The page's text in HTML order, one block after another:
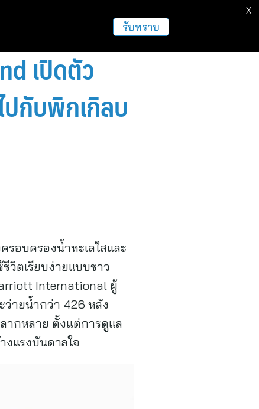
ฝากข่าวประชาสัมพันธ์
เปิดตัว
กับพิกเกิลบ
รอบครองน้ำทะเลใสและ
วิตเรียบง่ายแบบชาว
International ผู้
ว่ายน้ำกว่า 426 หลัง
ากหลาย ตั้งแต่การดูแล
งแรงบันดาลใจ
รับทราบ
X